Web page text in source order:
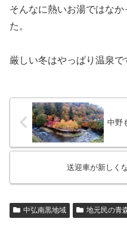
そんなに熱いお湯ではな
た。
厳しい冬はやっぱり温泉で
中野
送迎車が新しく
中弘南黒地域 地元民の青